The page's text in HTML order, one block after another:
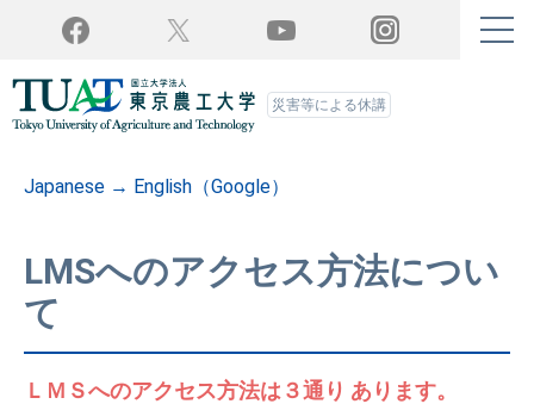
Facebook Twitter YouTube Instagram
災害等による休講
Japanese → English（Google）
LMSへのアクセス方法につい
て
ＬＭＳへのアクセス方法は３通り あります。